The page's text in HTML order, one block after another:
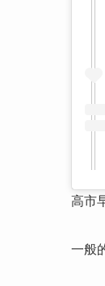
高市
一般